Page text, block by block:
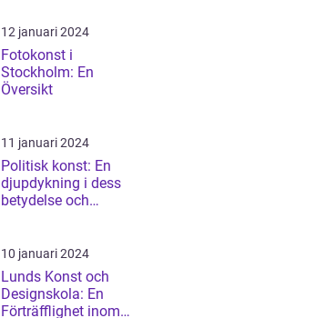
12 januari 2024
Fotokonst i
Stockholm: En
Översikt
11 januari 2024
Politisk konst: En
djupdykning i dess
betydelse och
10 januari 2024
Lunds Konst och
Designskola: En
Förträfflighet inom